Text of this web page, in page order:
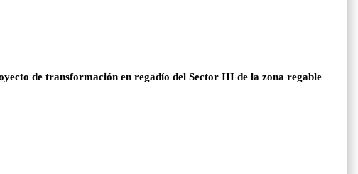
de transformación en regadío del Sector III de la zona regable